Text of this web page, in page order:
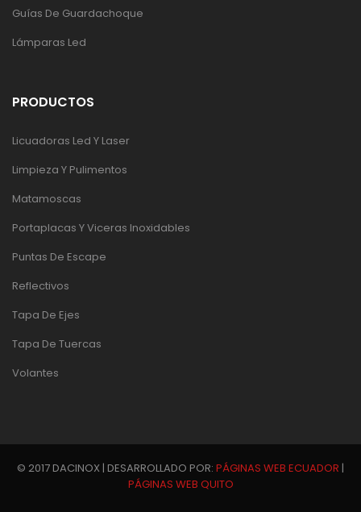
Guías De Guardachoque
Lámparas Led
PRODUCTOS
Licuadoras Led Y Laser
Limpieza Y Pulimentos
Matamoscas
Portaplacas Y Viceras Inoxidables
Puntas De Escape
Reflectivos
Tapa De Ejes
Tapa De Tuercas
Volantes
© 2017 DACINOX | DESARROLLADO POR: PÁGINAS WEB ECUADOR |
PÁGINAS WEB QUITO